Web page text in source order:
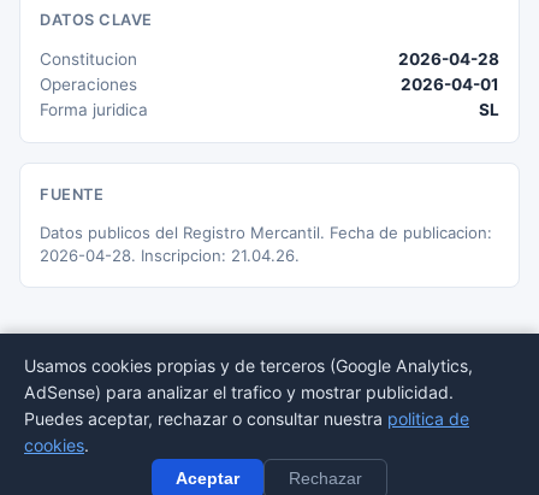
DATOS CLAVE
Constitucion
2026-04-28
Operaciones
2026-04-01
Forma juridica
SL
FUENTE
Datos publicos del Registro Mercantil. Fecha de publicacion:
2026-04-28. Inscripcion: 21.04.26.
© 2026 BORMEDirectorio — Datos publicos del Registro Mercantil
Provincias
legal
Usamos cookies propias y de terceros (Google Analytics,
AdSense) para analizar el trafico y mostrar publicidad.
Puedes aceptar, rechazar o consultar nuestra politica de
cookies.
Aceptar Rechazar